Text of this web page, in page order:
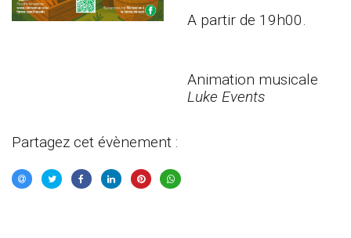
A partir de 19h00.
Animation musicale
Luke Events
Partagez cet évènement :